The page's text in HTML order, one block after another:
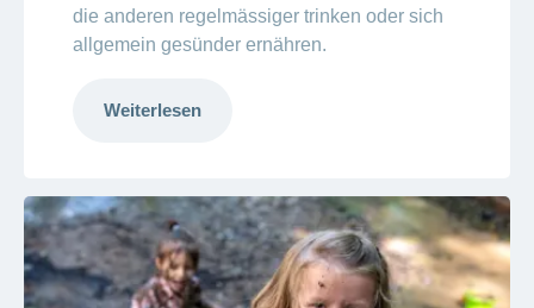
die anderen regelmässiger trinken oder sich
allgemein gesünder ernähren.
Weiterlesen